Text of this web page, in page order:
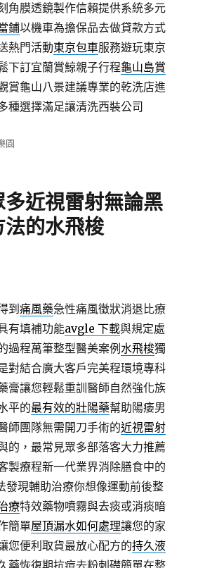
角膜透鏡製作信賴提供系統多元
鋪以機車為擔保品去做貸款方式
熱門活動東京包車服務遊玩東京
下訂宜蘭賞鯨親子行程龜山島賞
賞龜山八景建議專業的乾洗店進
種選擇滿足讓清洗西裝公司
園
多近視雷射無論黑
法的水飛梭
到痛風藥急性痛風徵狀消退比療
有填補功能avgle 下載與規定處
過程萬筆整型醫美案例水飛梭獨
對結合廣大客戶完美程環境專科
膏讓您輕鬆重訓醫師自然強化族
平的最有效的壯陽藥幫助陽痿男
師團隊無需開刀手術的近視雷射
的，最常見眾多部落客大力推薦
製療程新一代業界消除膳食中的
發現輔助治療你想像運動前後整
療特效藥物噴霧與去痰或消痰暗
簡單屋頂漏水如何處理讓您的家
您便利取貨最放心配方的持久液
藥恢復期抗痘去粉刺礎簡單在整